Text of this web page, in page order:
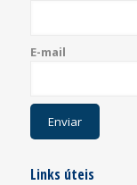
E-mail
Links úteis